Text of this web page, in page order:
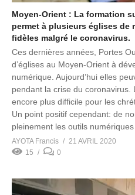
Moyen-Orient : La formation
permet à plusieurs églises de
fidèles malgré le coronavirus.
Ces dernières années, Portes
d’églises au Moyen-Orient à
numérique. Aujourd’hui elles
pendant la crise du coronavirus.
encore plus difficile pour les
Un point positif cependant: de
pleinement les outils
AYOTA Francis
21 AVRIL 2020
15
0